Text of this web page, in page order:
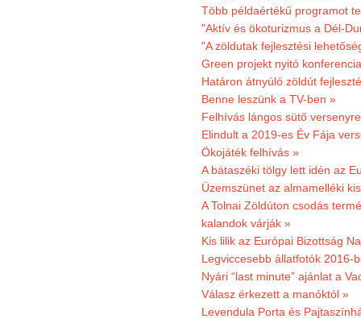
Több példaértékű programot
"Aktív és ökoturizmus a Dél-
"A zöldutak fejlesztési
Green projekt nyitó
Határon átnyúló zöldút
Benne leszünk a TV-ben »
Felhívás lángos sütő
Elindult a 2019-es Év Fája
Ökojáték felhívás »
A bátaszéki tölgy lett idén az
Üzemszünet az almamelléki
A Tolnai Zöldúton csodás
kalandok várják »
Kis lilik az Európai Bizottság
Legviccesebb állatfotók 2016-
Nyári “last minute” ajánlat a
Válasz érkezett a manóktól »
Levendula Porta és